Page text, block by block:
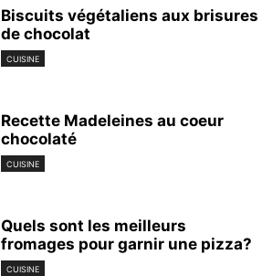
Biscuits végétaliens aux brisures
de chocolat
CUISINE
Recette Madeleines au coeur
chocolaté
CUISINE
Quels sont les meilleurs
fromages pour garnir une pizza?
CUISINE